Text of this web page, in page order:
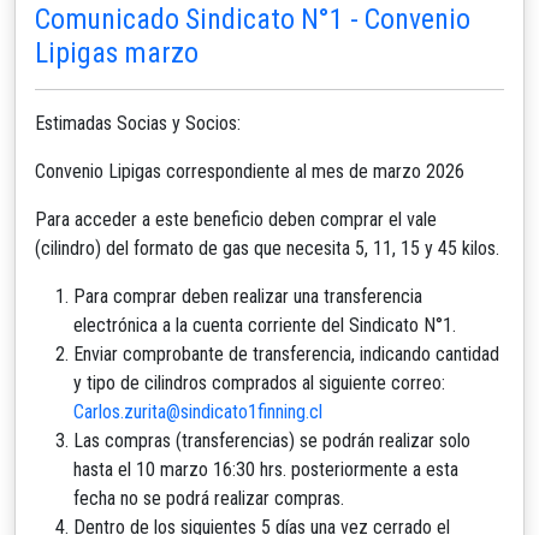
Comunicado Sindicato N°1 - Convenio
Lipigas marzo
Estimadas Socias y Socios:
Convenio Lipigas correspondiente al mes de marzo 2026
Para acceder a este beneficio deben comprar el vale
(cilindro) del formato de gas que necesita 5, 11, 15 y 45 kilos.
Para comprar deben realizar una transferencia
electrónica a la cuenta corriente del Sindicato N°1.
Enviar comprobante de transferencia, indicando cantidad
y tipo de cilindros comprados al siguiente correo:
Carlos.zurita@sindicato1finning.cl
Las compras (transferencias) se podrán realizar solo
hasta el 10 marzo 16:30 hrs. posteriormente a esta
fecha no se podrá realizar compras.
Dentro de los siguientes 5 días una vez cerrado el